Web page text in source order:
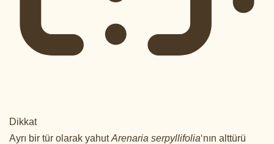
Dikkat
Ayrı bir tür olarak yahutArenaria serpyllifolia‘nın alttürü